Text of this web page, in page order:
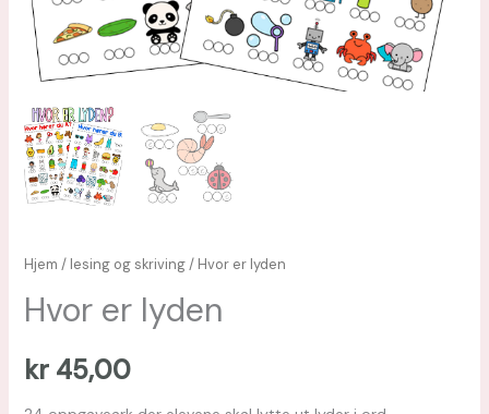
Hjem / lesing og skriving/ Hvor er lyden
Hvor er lyden
kr45,00